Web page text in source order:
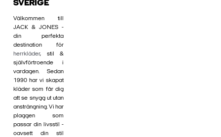
SVERIGE
Välkommen till
JACK & JONES -
din perfekta
destination för
herrkläder, stil &
självförtroende i
vardagen. Sedan
1990 har vi skapat
kläder som får dig
att se snygg ut utan
ansträngning. Vi har
plaggen som
passar din livsstil -
oavsett din stil